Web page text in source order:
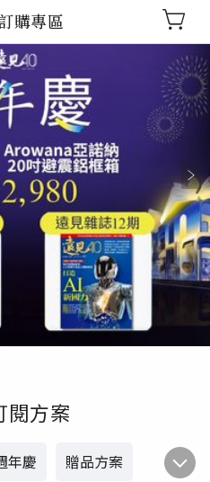
購專區
閱方案
年慶 贈品方案